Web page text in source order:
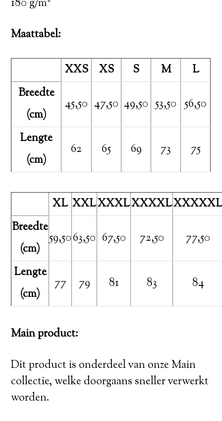
180 g/m²
Maattabel:
XXS XS S M
L
Breedte
(cm)
45,50 47,50 49,50 53,50 56,50
Lengte
(cm)
62 65 69 73 75
XL XXLXXXLXXXXL
Breedte
(cm)
59,5063,50 67,50 72,50 77,50
Lengte
(cm)
77 79 81 83 84
Main product:
Dit product is onderdeel van onze Main
collectie, welke doorgaans sneller verwerkt
worden.